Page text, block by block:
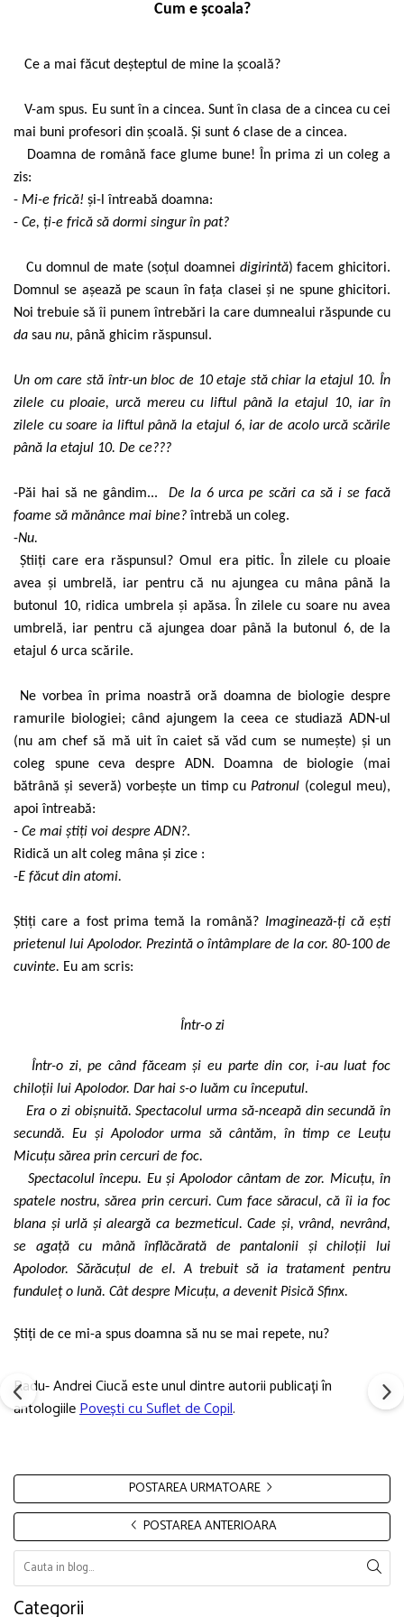
Cum e școala?
Ce a mai făcut deșteptul de mine la școală?
V-am spus. Eu sunt în a cincea. Sunt în clasa de a cincea cu cei
mai buni profesori din școală. Și sunt 6 clase de a cincea.
Doamna de română face glume bune! În prima zi un coleg a
zis:
- Mi-e frică! și-l întreabă doamna:
- Ce, ți-e frică să dormi singur în pat?
Cu domnul de mate (soțul doamnei digirintă) facem ghicitori.
Domnul se așează pe scaun în fața clasei și ne spune ghicitori.
Noi trebuie să îi punem întrebări la care dumnealui răspunde cu
da sau nu, până ghicim răspunsul.
Un om care stă într-un bloc de 10 etaje stă chiar la etajul 10. În
zilele cu ploaie, urcă mereu cu liftul până la etajul 10, iar în
zilele cu soare ia liftul până la etajul 6, iar de acolo urcă scările
până la etajul 10. De ce???
-Păi hai să ne gândim... De la 6 urca pe scări ca să i se facă
foame să mănânce mai bine?întrebă un coleg.
-Nu.
Știiți care era răspunsul? Omul era pitic. În zilele cu ploaie
avea și umbrelă, iar pentru că nu ajungea cu mâna până la
butonul 10, ridica umbrela și apăsa. În zilele cu soare nu avea
umbrelă, iar pentru că ajungea doar până la butonul 6, de la
etajul 6 urca scările.
Ne vorbea în prima noastră oră doamna de biologie despre
ramurile biologiei; când ajungem la ceea ce studiază ADN-ul
(nu am chef să mă uit în caiet să văd cum se numește) și un
coleg spune ceva despre ADN. Doamna de biologie (mai
bătrână și severă) vorbește un timp cuPatronul (colegul meu),
apoi întreabă:
- Ce mai știți voi despre ADN?.
Ridică un alt coleg mâna și zice :
-E făcut din atomi.
Știți care a fost prima temă la română? Imaginează-ți că ești
prietenul lui Apolodor. Prezintă o întâmplare de la cor. 80-100 de
cuvinte. Eu am scris:
Într-o zi
Într-o zi, pe când făceam și eu parte din cor, i-au luat foc
chiloții lui Apolodor. Dar hai s-o luăm cu începutul.
Era o zi obișnuită. Spectacolul urma să-nceapă din secundă în
secundă. Eu și Apolodor urma să cântăm, în timp ce Leuțu
Micuțu sărea prin cercuri de foc.
Spectacolul începu. Eu și Apolodor cântam de zor. Micuțu, în
spatele nostru, sărea prin cercuri. Cum face săracul, că îi ia foc
blana și urlă și aleargă ca bezmeticul. Cade și, vrând, nevrând,
se agață cu mână înflăcărată de pantalonii și chiloții lui
Apolodor. Sărăcuțul de el. A trebuit să ia tratament pentru
funduleț o lună. Cât despre Micuțu, a devenit Pisică Sfinx.
Știți de ce mi-a spus doamna să nu se mai repete, nu?
Radu- Andrei Ciucă este unul dintre autorii publicați în
antologiilePovești cu Suflet de Copil.
POSTAREA URMATOARE
POSTAREA ANTERIOARA
Categorii